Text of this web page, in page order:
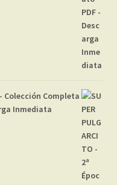
- Colección Completa
Inmediata